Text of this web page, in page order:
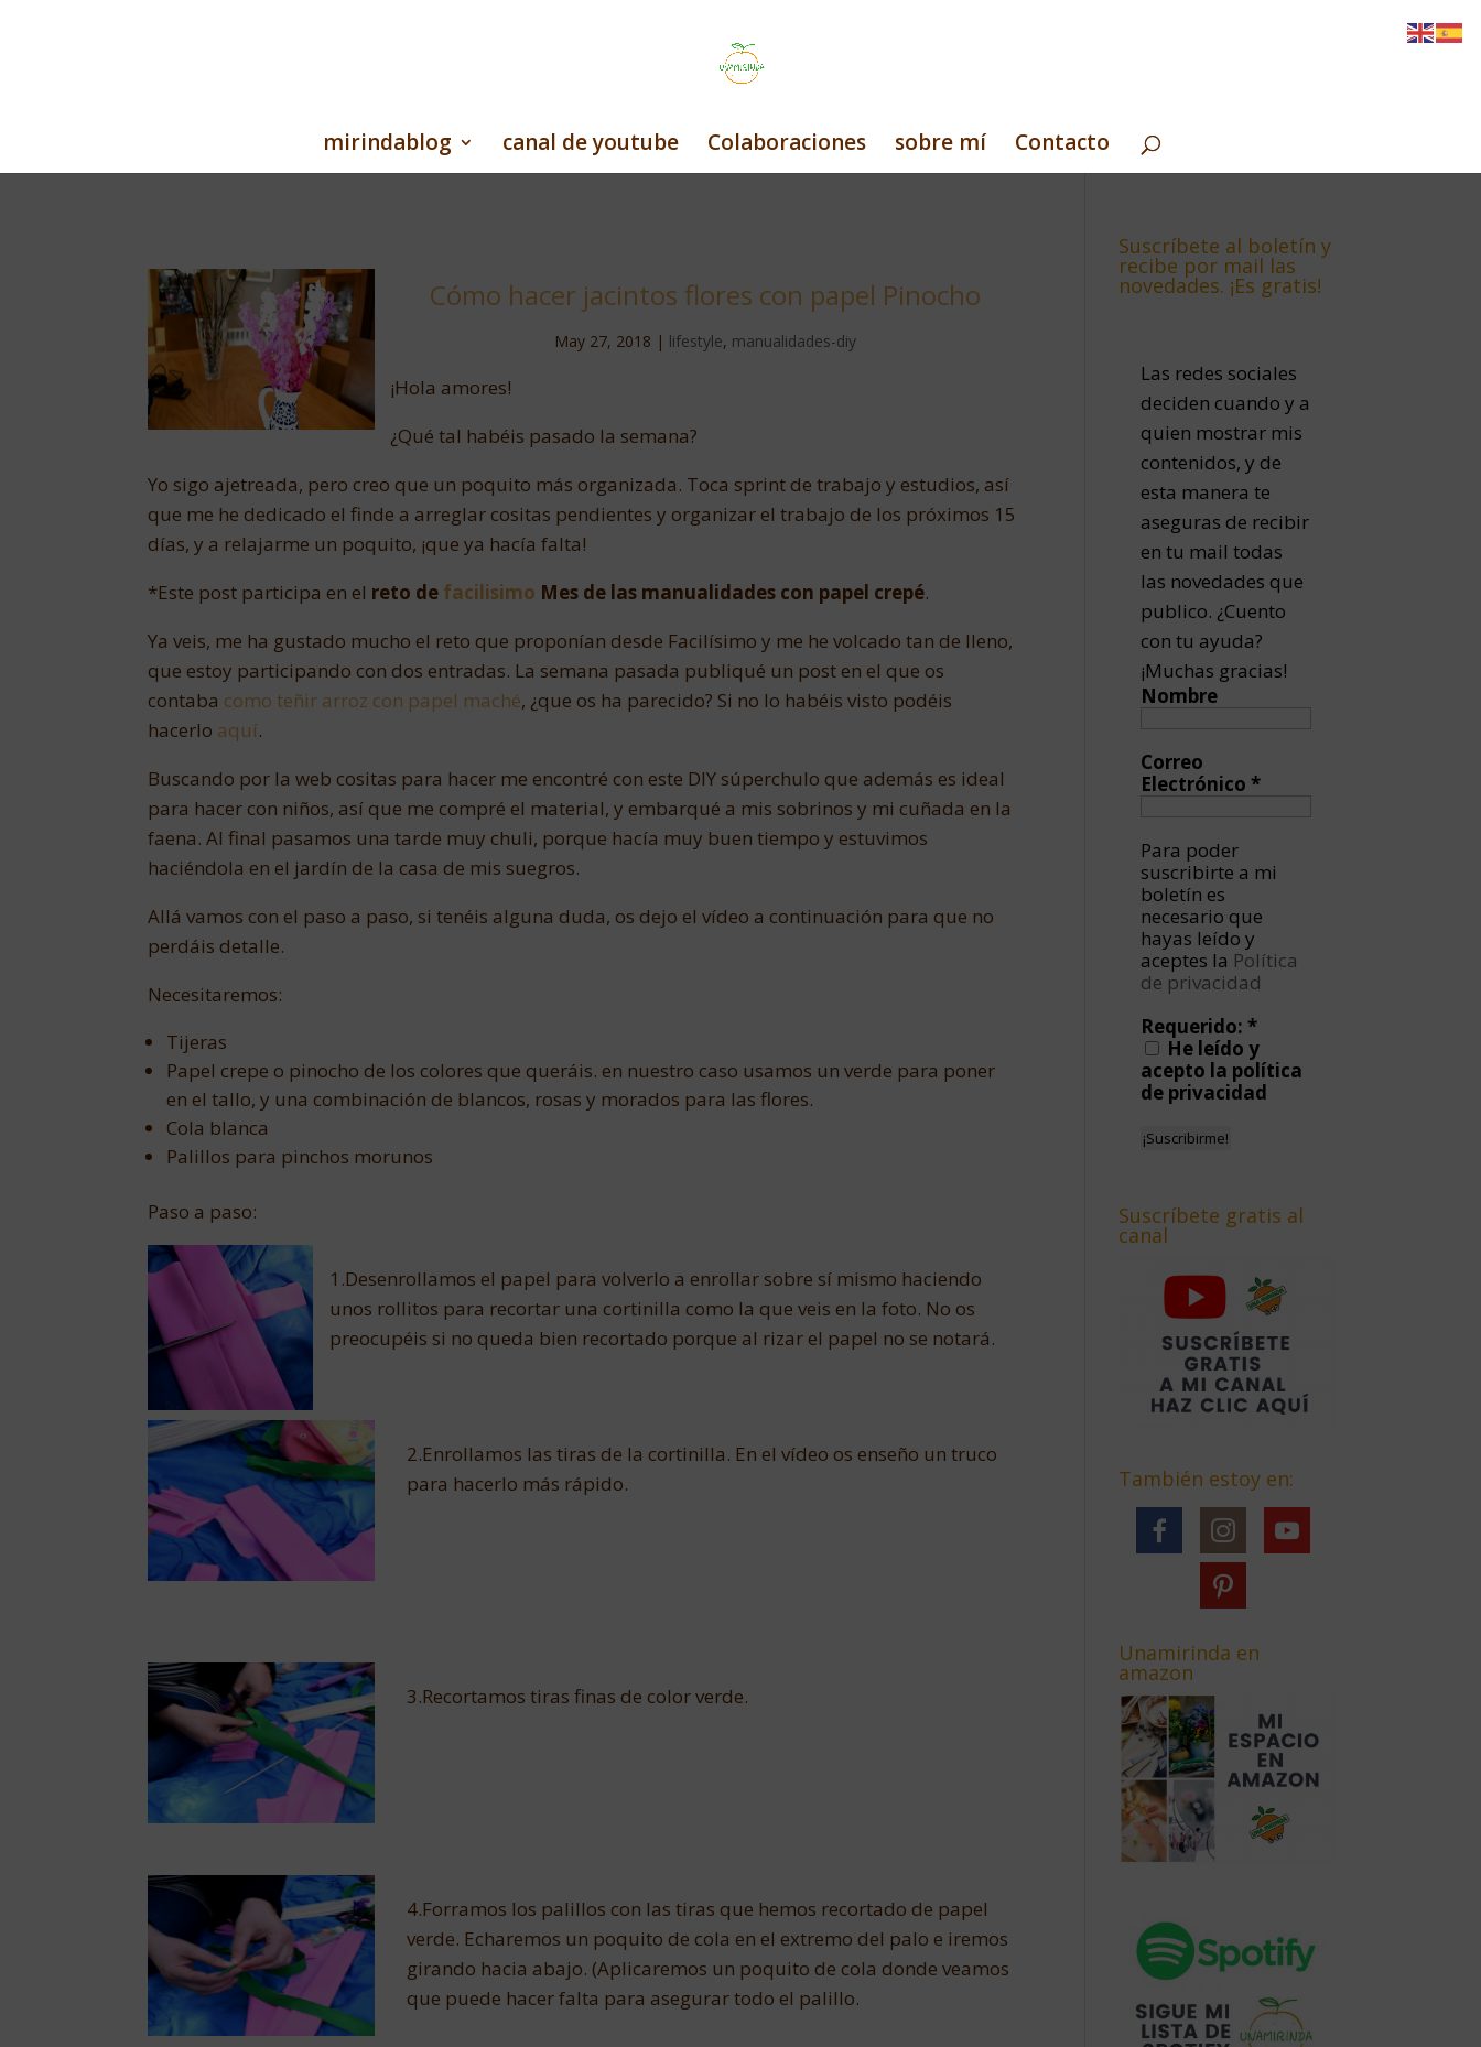
mirindablog canal de youtube Colaboraciones sobre mí Contacto
Cómo hacer jacintos flores con papel Pinocho
May 27, 2018 | lifestyle, manualidades-diy
¡Hola amores!
¿Qué tal habéis pasado la semana?
Yo sigo ajetreada, pero creo que un poquito más organizada. Toca sprint de trabajo y estudios, así
que me he dedicado el finde a arreglar cositas pendientes y organizar el trabajo de los próximos 15
días, y a relajarme un poquito, ¡que ya hacía falta!
*Este post participa en el reto de facilisimo Mes de las manualidades con papel crepé.
Ya veis, me ha gustado mucho el reto que proponían desde Facilísimo y me he volcado tan de lleno,
que estoy participando con dos entradas. La semana pasada publiqué un post en el que os
contaba como teñir arroz con papel maché, ¿que os ha parecido? Si no lo habéis visto podéis
hacerlo aquí.
Buscando por la web cositas para hacer me encontré con este DIY súperchulo que además es ideal
para hacer con niños, así que me compré el material, y embarqué a mis sobrinos y mi cuñada en la
faena. Al final pasamos una tarde muy chuli, porque hacía muy buen tiempo y estuvimos
haciéndola en el jardín de la casa de mis suegros.
Allá vamos con el paso a paso, si tenéis alguna duda, os dejo el vídeo a continuación para que no
perdáis detalle.
Necesitaremos:
Tijeras
Papel crepe o pinocho de los colores que queráis. en nuestro caso usamos un verde para poner
en el tallo, y una combinación de blancos, rosas y morados para las flores.
Cola blanca
Palillos para pinchos morunos
Paso a paso:
1.Desenrollamos el papel para volverlo a enrollar sobre sí mismo haciendo
unos rollitos para recortar una cortinilla como la que veis en la foto. No os
preocupéis si no queda bien recortado porque al rizar el papel no se notará.
2.Enrollamos las tiras de la cortinilla. En el vídeo os enseño un truco
para hacerlo más rápido.
3.Recortamos tiras finas de color verde.
4.Forramos los palillos con las tiras que hemos recortado de papel
verde. Echaremos un poquito de cola en el extremo del palo e iremos
girando hacia abajo. (Aplicaremos un poquito de cola donde veamos
que puede hacer falta para asegurar todo el palillo.
Suscríbete al boletín y
recibe por mail las
novedades. ¡Es gratis!
Las redes sociales
deciden cuando y a
quien mostrar mis
contenidos, y de
esta manera te
aseguras de recibir
en tu mail todas
las novedades que
publico. ¿Cuento
con tu ayuda?
¡Muchas gracias!
Nombre
Correo
Electrónico*
Para poder
suscribirte a mi
boletín es
necesario que
hayas leído y
aceptes la Política
de privacidad
Requerido:*
He leído y
acepto la política
de privacidad
Suscríbete gratis al
canal
También estoy en:
Unamirinda en
amazon